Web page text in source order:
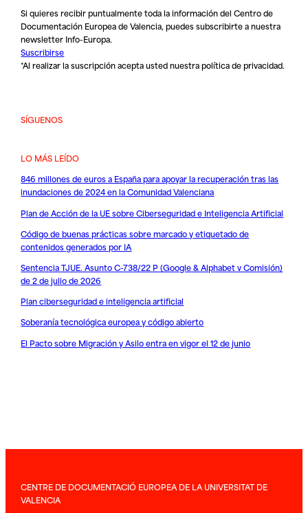
Si quieres recibir puntualmente toda la información del Centro de
Documentación Europea de Valencia, puedes subscribirte a nuestra
newsletter Info-Europa.
Suscribirse
*Al realizar la suscripción acepta usted nuestrapolítica de privacidad.
SÍGUENOS
LO MÁS LEÍDO
846 millones de euros a España para apoyar la recuperación tras las
inundaciones de 2024 en la Comunidad Valenciana
Plan de Acción de la UE sobre Ciberseguridad e Inteligencia Artificial
Código de buenas prácticas sobre marcado y etiquetado de
contenidos generados por IA
Sentencia TJUE. Asunto C-738/22 P (Google & Alphabet v Comisión)
de 2 de julio de 2026
Plan ciberseguridad e inteligencia artificial
Soberanía tecnológica europea y código abierto
El Pacto sobre Migración y Asilo entra en vigor el 12 de junio
CENTRE DE DOCUMENTACIÓ EUROPEA DE LA UNIVERSITAT DE
VALENCIA